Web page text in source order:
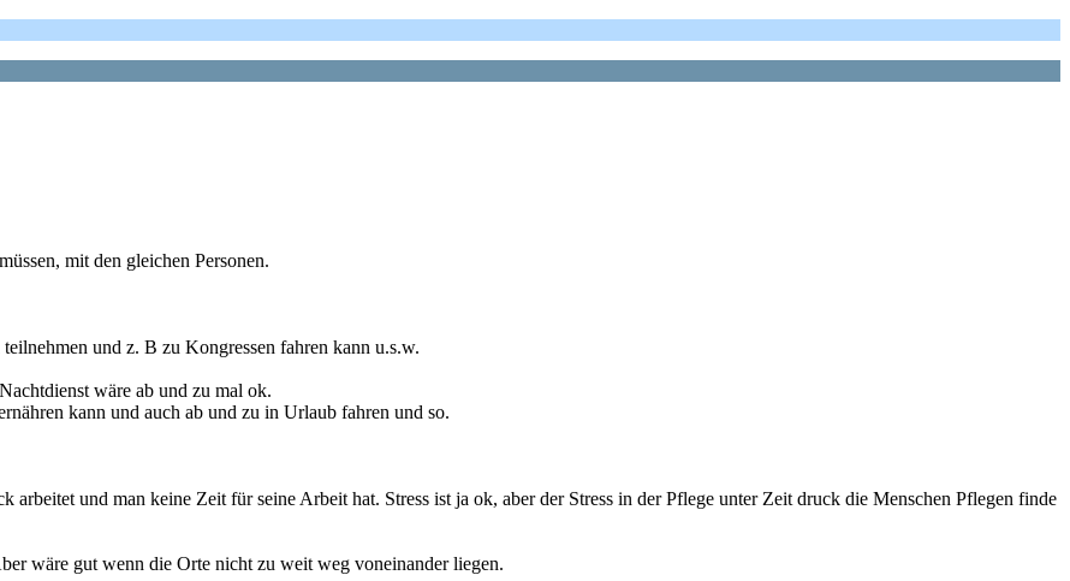
mit den gleichen Personen.
und z. B zu Kongressen fahren kann u.s.w.
wäre ab und zu mal ok.
kann und auch ab und zu in Urlaub fahren und so.
und man keine Zeit für seine Arbeit hat. Stress ist ja ok, aber der Stress in der Pflege unter Zeit druck die Menschen Pflegen finde
wäre gut wenn die Orte nicht zu weit weg voneinander liegen.